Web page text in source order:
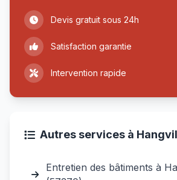
Devis gratuit sous 24h
Satisfaction garantie
Intervention rapide
Autres services à
Entretien des bâtiments à